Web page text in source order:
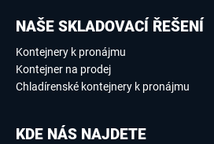
NAŠE SKLADOVACÍ ŘEŠENÍ
Kontejnery k pronájmu
Kontejner na prodej
Chladírenské kontejnery k pronájmu
KDE NÁS NAJDETE